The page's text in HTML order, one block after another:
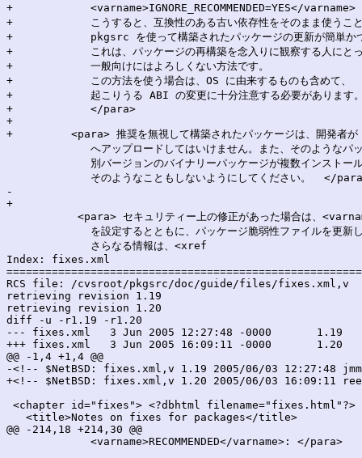
+            <varname>IGNORE_RECOMMENDED=YES</varname>
+            こうすると、互換性のある古い依存性をそのまま使うこと
+            pkgsrc を使って構築されたパッケージの更新が簡単かつ
+            これは、パッケージの再構築を念入りに観察する人にとっ
+            一般向けにはよろしくない方法です。
+            この方法を使う場合は、OS に由来するものも含めて、
+            起こりうる ABI の変更に十分注意する必要があります
+            </para>
+
+	  <para> 推奨を無視して構築されたパッケージは、開発者が ftp.NetBSD.org
へアップロードしてはいけません。また、そのようなパ
別バージョンのバイナリーパッケージが複数インストー
そのようなこともしないようにしてください。  </
-
+
<para> セキュリティー上の修正があった場合は、
を設定するとともに、パッケージ脆弱性ファイルを更新
             さらなる情報は、<xref
Index: fixes.xml
RCS file: /cvsroot/pkgsrc/doc/guide/files/fixes.xml,v
retrieving revision 1.19
retrieving revision 1.20
diff -u -r1.19 -r1.20
--- fixes.xml	3 Jun 2005 12:27:48 -0000	1.19
+++ fixes.xml	3 Jun 2005 16:09:11 -0000	1.20
@@ -1,4 +1,4 @@
-<!-- $NetBSD: fixes.xml,v 1.19 2005/06/03 12:27:48
+<!-- $NetBSD: fixes.xml,v 1.20 2005/06/03 16:09:11
<chapter id="fixes"> <?dbhtml filename="fixes.html"?>
   <title>Notes on fixes for packages</title>
@@ -214,18 +214,30 @@
             <varname>RECOMMENDED</varname>: </para>